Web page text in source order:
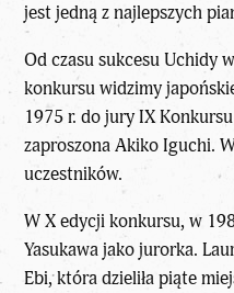
jest jedną z najlepszych
Od czasu sukcesu Uchidy
konkursu widzimy
1975 r. do jury IX
zaproszona Akiko Iguchi.
uczestników.
W X edycji konkursu, w
Yasukawa jako jurorka.
Ebi, która dzieliła piąte